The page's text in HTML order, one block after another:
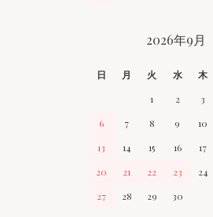
2026年9月
日 月 火 水 木
1
2 3
6
7 8 9 10
13
14 15 16 17
20
21 22 23 24
27
28 29 30